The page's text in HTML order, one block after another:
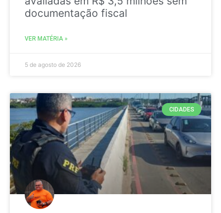
documentação fiscal
VER MATÉRIA »
5 de agosto de 2026
CIDADES